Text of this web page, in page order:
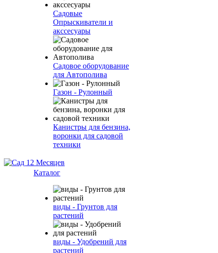
Садовые
Опрыскиватели и
акссесуары
Садовое оборудование
для Автополива
Газон - Рулонный
Канистры для бензина,
воронки для садовой
техники
Каталог
виды - Грунтов для
растений
виды - Удобрений для
растений